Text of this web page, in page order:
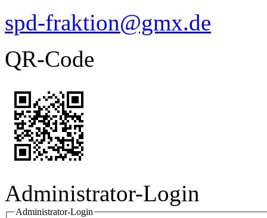
spd-fraktion@gmx.de
QR-Code
Administrator-Login
Administrator-Login